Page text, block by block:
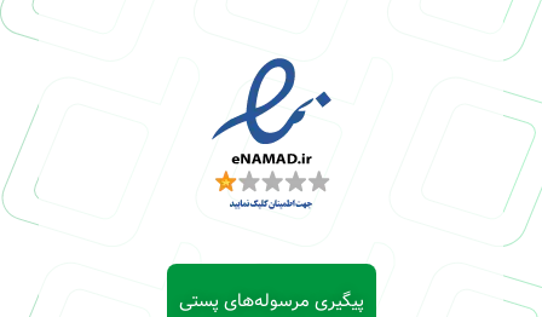
پیگیری مرسوله‌های پستی